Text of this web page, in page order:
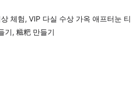
체험, VIP 다실 수상 가옥 애프터눈 티
기, 糍粑 만들기